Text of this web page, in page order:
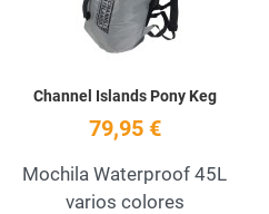
Channel Islands Pony Keg
79,95 €
Mochila Waterproof 45L
varios colores